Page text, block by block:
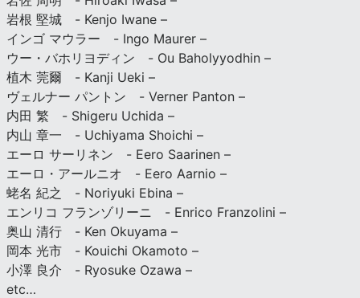
岩根 堅城 - Kenjo Iwane –
インゴ マウラー - Ingo Maurer –
ウー・バホリヨディン - Ou Baholyyodhin –
植木 莞爾 - Kanji Ueki –
ヴェルナー パントン - Verner Panton –
内田 繁 - Shigeru Uchida –
内山 章一 - Uchiyama Shoichi –
エーロ サーリネン - Eero Saarinen –
エーロ・アールニオ - Eero Aarnio –
蛯名 紀之 - Noriyuki Ebina –
エンリコ フランゾリーニ - Enrico Franzolini –
奥山 清行 - Ken Okuyama –
岡本 光市 - Kouichi Okamoto –
小澤 良介 - Ryosuke Ozawa –
etc…